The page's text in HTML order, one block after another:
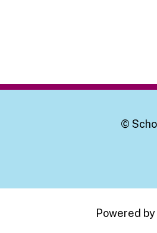
©
Powered